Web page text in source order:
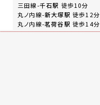
三田線-千石駅 徒歩10分
丸ノ内線-新大塚駅 徒歩12分
丸ノ内線-茗荷谷駅 徒歩14分